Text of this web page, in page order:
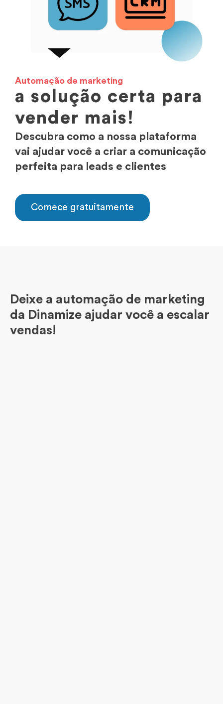
Automação de marketing
a solução certa para
vender mais!
Descubra como a nossa plataforma
vai ajudar você a criar a comunicação
perfeita para leads e clientes
Comece gratuitamente
Deixe a automação de marketing
da Dinamize ajudar você a escalar
vendas!